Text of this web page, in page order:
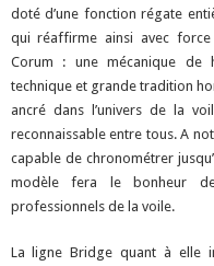
doté d’une fonction régate
qui réaffirme ainsi avec
Corum : une mécanique de
technique et grande tradition
ancré dans l’univers de la
reconnaissable entre tous. A
capable de chronométrer
modèle fera le bonheur
professionnels de la voile.
La ligne Bridge quant à elle